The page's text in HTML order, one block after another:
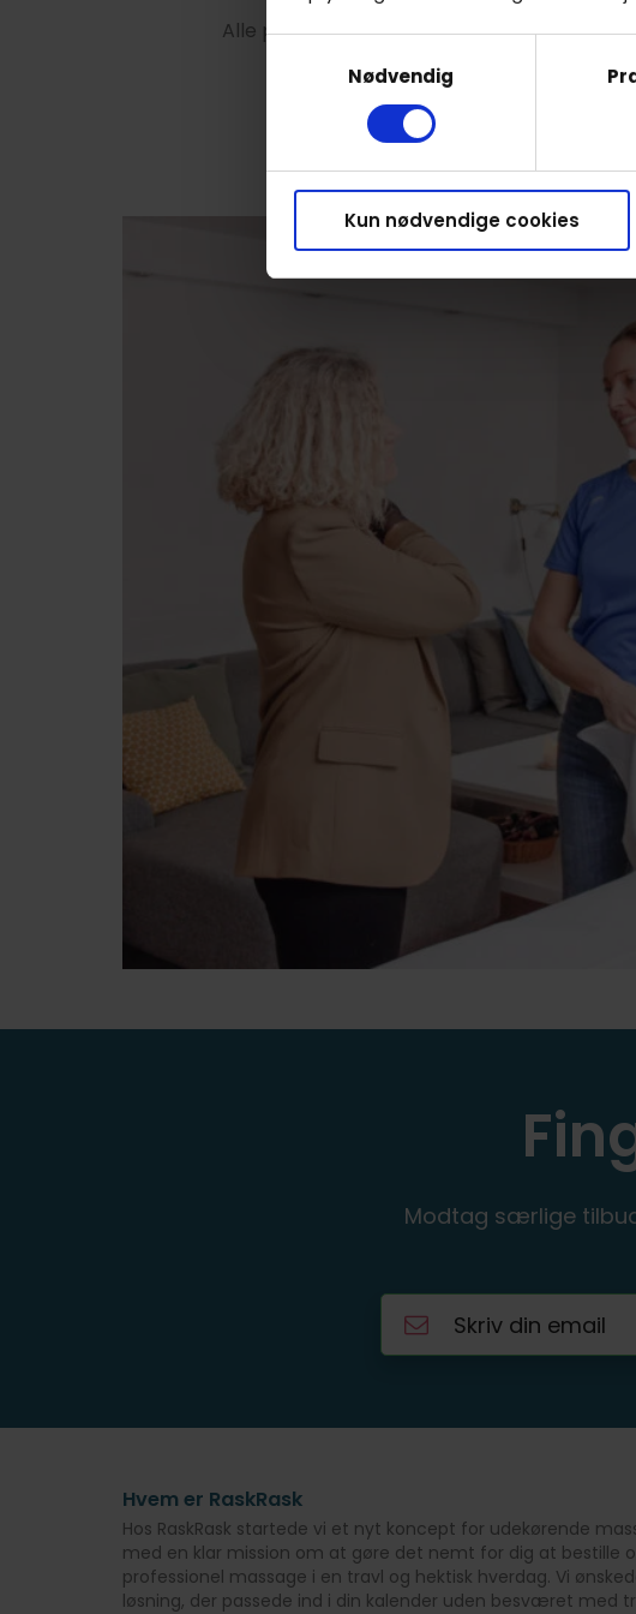
Nødvendig
Kun nødvendige cookies
Alle priser starter fra 45 minutter og er
Modtag særlige
Hvem er RaskRask
Hos RaskRask startede vi et nyt koncept for udekørende
med en klar mission om at gøre det nemt for dig at bestille
professionel massage i en travl og hektisk hverdag. Vi
løsning, der passede ind i din kalender uden besværet med